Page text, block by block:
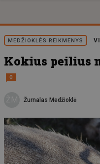
MEDŽIOKLĖS REIKMENYS
Kokius peilius
0
Žurnalas Medžioklė